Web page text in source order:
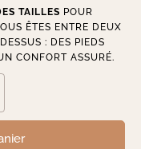
TAILLES POUR
ÊTES ENTRE DEUX
: DES PIEDS
CONFORT ASSURÉ.